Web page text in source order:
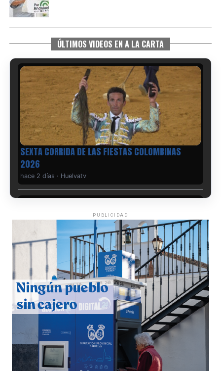
ÚLTIMOS VIDEOS EN A LA CARTA
6º DÍA DE LAS FIESTAS COLOMBINAS 2026
hace 3 días
QUINTA CORRIDA DE LAS FIESTAS COLOMBINAS
2026
hace 3 días·Huelvatv
PUBLICIDAD